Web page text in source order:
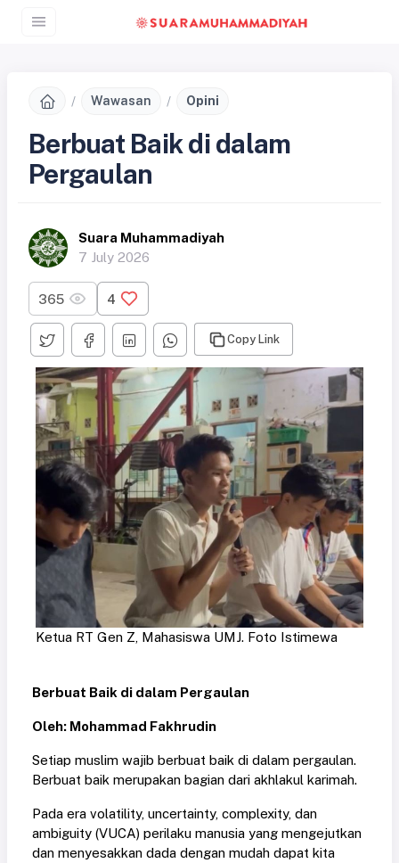
Wawasan Opini
Berbuat Baik di dalam
Pergaulan
Suara Muhammadiyah
7 July 2026
365 4
Copy Link
Ketua RT Gen Z, Mahasiswa UMJ. Foto Istimewa
Berbuat Baik di dalam Pergaulan
Oleh: Mohammad Fakhrudin
Setiap muslim wajib berbuat baik di dalam pergaulan.
Berbuat baik merupakan bagian dari akhlakul karimah.
Pada era volatility, uncertainty, complexity, dan
ambiguity (VUCA) perilaku manusia yang mengejutkan
dan menyesakkan dada dengan mudah dapat kita